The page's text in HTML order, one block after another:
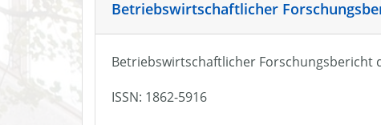
Betriebswirtschaftlicher
Betriebswirtschaftlicher Forschungsbericht
ISSN: 1862-5916